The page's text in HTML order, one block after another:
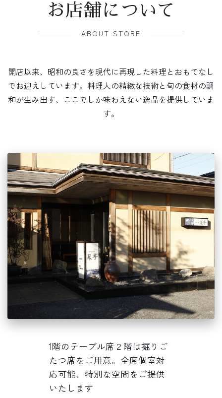
お店舗について
ABOUT STORE
開店以来、昭和の良さを現代に再現した料理とおもてなし
でお迎えしています。料理人の精緻な技術と旬の食材の調
和が生み出す、ここでしか味わえない逸品を提供していま
す。
1階のテーブル席２階は掘りご
たつ席をご用意。全席個室対
応可能、特別な空間をご提供
いたします